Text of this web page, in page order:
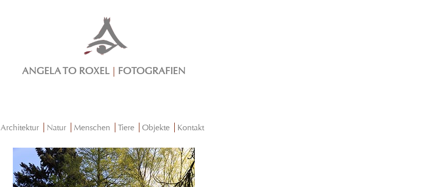
ANGELA TO ROXEL FOTOGRAFIEN
Architektur Natur Menschen Tiere Objekte Kontakt